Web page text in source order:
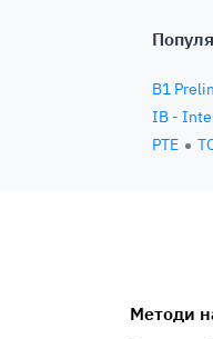
B1
IB -
PTE
Методи